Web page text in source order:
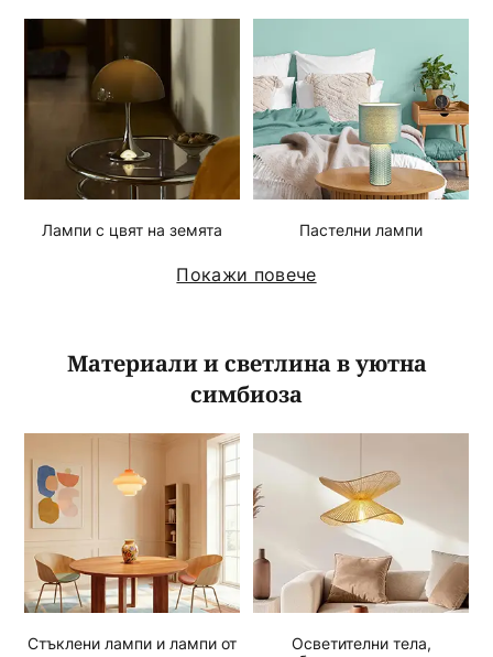
Лампи с цвят на земята Пастелни лампи
Покажи повече
Материали и светлина в уютна
симбиоза
Стъклени лампи и лампи от
Осветителни тела,